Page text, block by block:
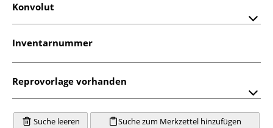
Konvolut
Inventarnummer
Reprovorlage vorhanden
Suche leeren Suche zum Merkzettel hinzufügen